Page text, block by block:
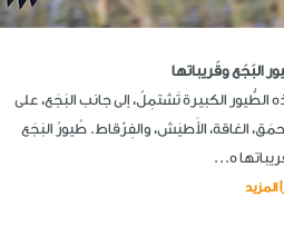
البَجَع وقَريباتها
الطُّيور الكبيرة تَشتمِلُ، إلى جانب البَجَع، على
الغاقة، الأَطيَش، والفِرْقاط. طُيورُ البَجَع
ه...
المزيد